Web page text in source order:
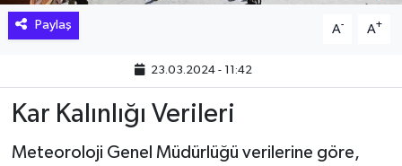
Paylaş A- A+
23.03.2024 - 11:42
Kar Kalınlığı Verileri
Meteoroloji Genel Müdürlüğü verilerine göre,
MAGAZİN
POLİTİKA
REKLAM